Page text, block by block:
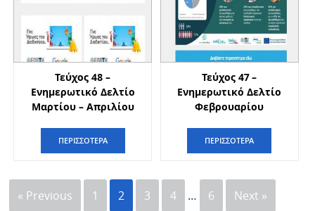
Τεύχος 48 –
Ενημερωτικό Δελτίο
Μαρτίου – Απριλίου
ΠΕΡΙΣΣΟΤΕΡΑ
Τεύχος 47 –
Ενημερωτικό Δελτίο
Φεβρουαρίου
ΠΕΡΙΣΣΟΤΕΡΑ
« Previous 1 2 3 4 … 6 Next »